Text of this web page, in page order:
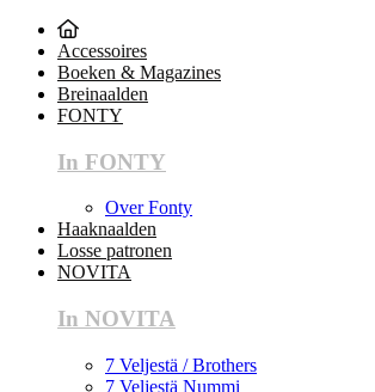
Accessoires
Boeken & Magazines
Breinaalden
FONTY
In FONTY
Over Fonty
Haaknaalden
Losse patronen
NOVITA
In NOVITA
7 Veljestä / Brothers
7 Veljestä Nummi